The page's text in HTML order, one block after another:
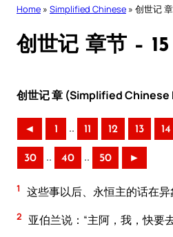
Home » Simplified Chinese » 创世记
创世记 章节 –
创世记 章 (Simplified
◄ 1 .. 11 12 13 14
30 .. 40 .. 50 ►
1 这些事以后、永恒主的话在
2 亚伯兰说：“主阿，我，快要